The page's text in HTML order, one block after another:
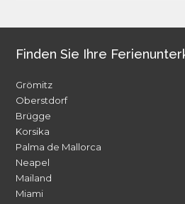
Finden Sie Ihre
Grömitz
Oberstdorf
Brügge
Korsika
Palma de Mallorca
Neapel
Mailand
Miami